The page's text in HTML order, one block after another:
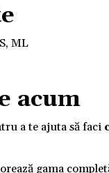
ML
acum
a te ajuta să faci
gama